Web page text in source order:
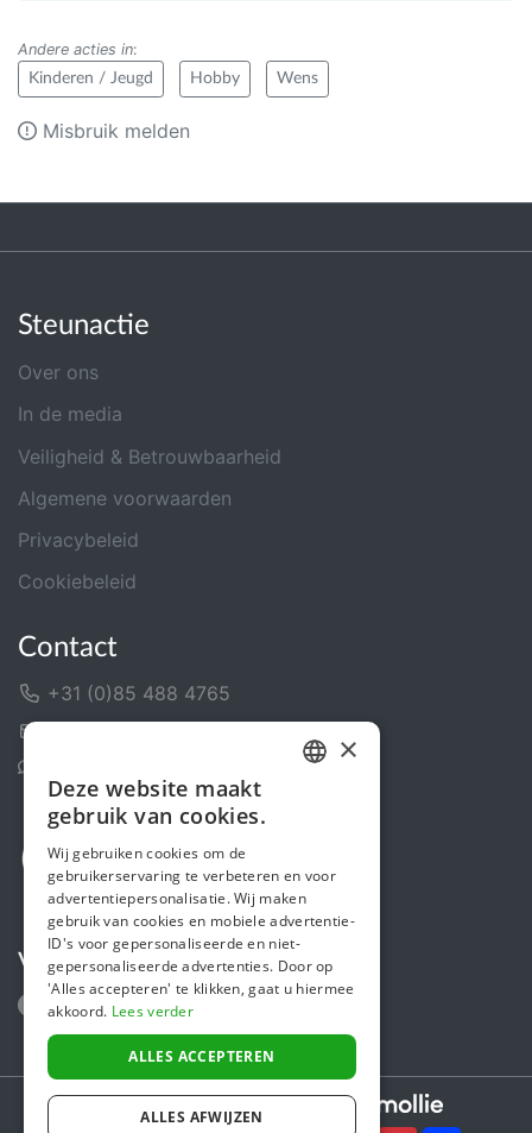
Andere acties in:
Kinderen / Jeugd Hobby Wens
Misbruik melden
Steunactie
Over ons
In de media
Veiligheid & Betrouwbaarheid
Algemene voorwaarden
Privacybeleid
Cookiebeleid
Contact
+31 (0)85 488 4765
Volg ons
Secure payments powered by
ENGLISH
×
Deze website maakt
gebruik van cookies.
Wij gebruiken cookies om de
gebruikerservaring te verbeteren en voor
advertentiepersonalisatie. Wij maken
gebruik van cookies en mobiele advertentie-
ID's voor gepersonaliseerde en niet-
gepersonaliseerde advertenties. Door op
'Alles accepteren' te klikken, gaat u hiermee
akkoord. Lees verder
ALLES ACCEPTEREN
ALLES AFWIJZEN